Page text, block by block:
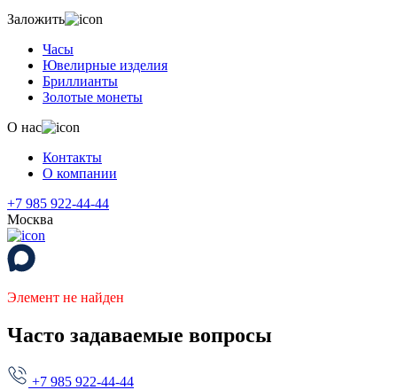
Заложить
Часы
Ювелирные изделия
Бриллианты
Золотые монеты
О нас
Контакты
О компании
+7 985 922-44-44
Москва
Элемент не найден
Часто задаваемые вопросы
+7 985 922-44-44